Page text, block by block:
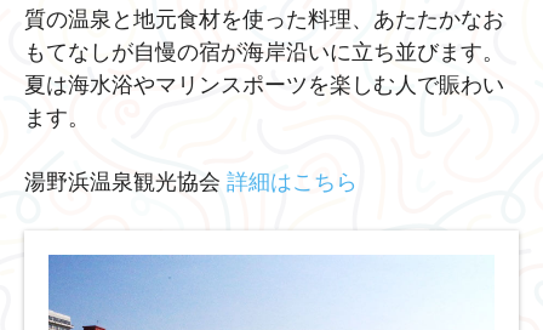
質の温泉と地元⾷材を使った料理、あたたかなお
もてなしが⾃慢の宿が海岸沿いに⽴ち並びます。
夏は海水浴やマリンスポーツを楽しむ人で賑わい
ます。
湯野浜温泉観光協会 詳細はこちら